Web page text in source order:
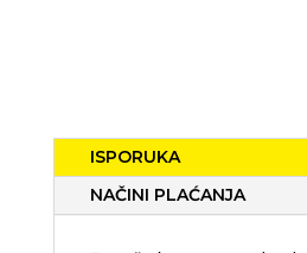
ISPORUKA
NAČINI PLAĆANJA